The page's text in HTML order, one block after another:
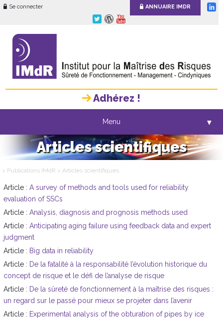
Se connecter ANNUAIRE IMDR
Adhérez !
Menu ▼
Articles scientifiques
> Publications IMdR > Articles scientifiques
Article :A survey of methods and tools used for reliability
evaluation of SSCs
Article :Analysis, diagnosis and prognosis methods used
Article :Anticipating aging failure using feedback data and expert
judgment
Article : Big data in reliability
Article : De la fatalité à la responsabilité l’évolution historique du
concept de risque et le défi de l’analyse de risque
Article : De la sûreté de fonctionnement à la maîtrise des risques :
un regard sur le passé pour mieux se projeter dans l’avenir
Article : Experimental analysis of the obturation of pipes by ice